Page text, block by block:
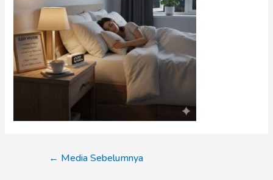
← Media Sebelumnya